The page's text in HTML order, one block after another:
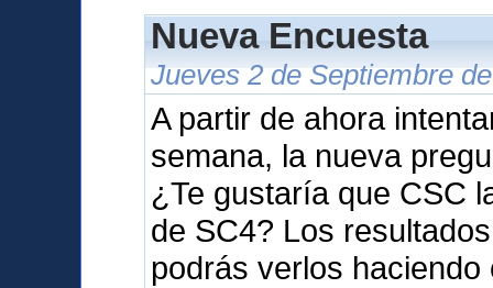
Nueva Encuesta
Jueves 2 de Septiembre
A partir de ahora
semana, la nueva
¿Te gustaría que CSC
de SC4? Los
podrás verlos